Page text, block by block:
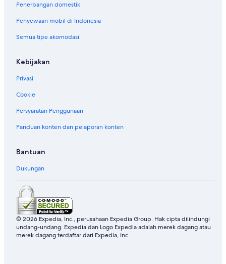
Penerbangan domestik
Penyewaan mobil di Indonesia
Semua tipe akomodasi
Kebijakan
Privasi
Cookie
Persyaratan Penggunaan
Panduan konten dan pelaporan konten
Bantuan
Dukungan
© 2026 Expedia, Inc., perusahaan Expedia Group. Hak cipta dilindungi
undang-undang. Expedia dan Logo Expedia adalah merek dagang atau
merek dagang terdaftar dari Expedia, Inc.